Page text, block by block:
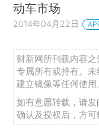
动车市场
2014年04月22日
财新网所刊载内容
专属所有或持有。
建立镜像等任何使用
如有意愿转载，请发
确认及授权后，方可